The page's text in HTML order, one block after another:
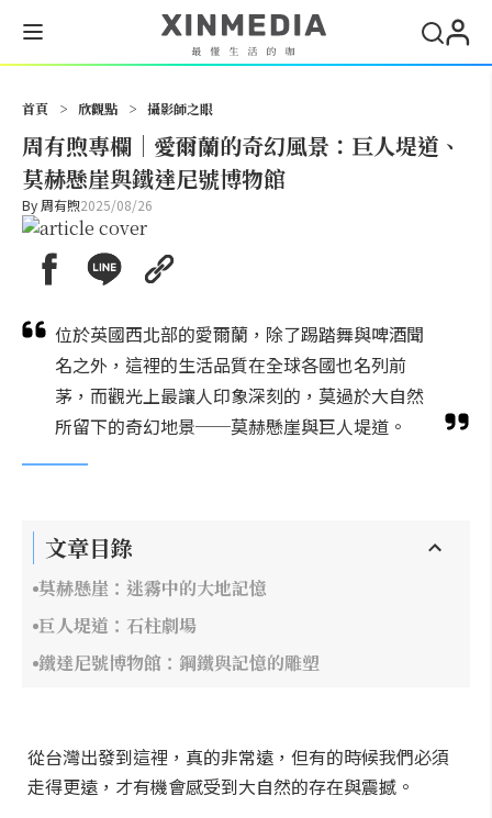
首頁 > 欣觀點 > 攝影師之眼
周有煦專欄｜愛爾蘭的奇幻風景：巨人堤道、
莫赫懸崖與鐵達尼號博物館
By 周有煦2025/08/26
位於英國西北部的愛爾蘭，除了踢踏舞與啤酒聞
名之外，這裡的生活品質在全球各國也名列前
茅，而觀光上最讓人印象深刻的，莫過於大自然
所留下的奇幻地景──莫赫懸崖與巨人堤道。
文章目錄
莫赫懸崖：迷霧中的大地記憶
巨人堤道：石柱劇場
鐵達尼號博物館：鋼鐵與記憶的雕塑
從台灣出發到這裡，真的非常遠，但有的時候我們必須
走得更遠，才有機會感受到大自然的存在與震撼。